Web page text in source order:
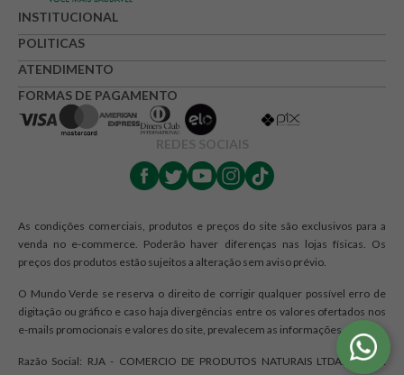
INSTITUCIONAL
POLITICAS
ATENDIMENTO
FORMAS DE PAGAMENTO
REDES SOCIAIS
As condições comerciais, produtos e preços do site são exclusivos para a
venda no e-commerce. Poderão haver diferenças nas lojas físicas. Os
preços dos produtos estão sujeitos a alteração sem aviso prévio.
O Mundo Verde se reserva o direito de corrigir qualquer possível erro de
digitação ou gráfico e caso haja divergências entre os valores ofertados nos
e-mails promocionais e valores do site, prevalecem as informações do site.
Razão Social: RJA - COMERCIO DE PRODUTOS NATURAIS LTDA. | CNPJ: